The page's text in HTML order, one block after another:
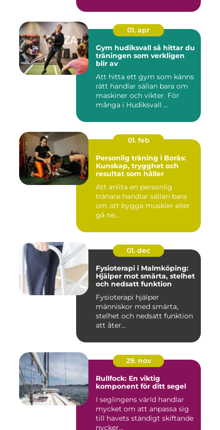
01. apr
Gym hudiksvall så hittar du
träningen som verkligen
blir av
Att hitta ett gym som känns
rätt handlar sällan bara om
maskiner och vikter. För
många i Hudiksvall ...
01. feb
Personlig träning i Borås:
Kunskap, trygghet och
resultat som håller
Att anlita en personlig
tränare handlar sällan bara
om att bygga muskler eller
gå ne...
01. dec
Fysioterapi i Malmköping:
Hjälper mot smärta, stelhet
och nedsatt funktion
Fysioterapi hjälper
människor med smärta,
stelhet och nedsatt funktion
att åter...
29. nov
Rullfock: En viktig
komponent för ditt segel
I seglingens värld handlar
mycket om att anpassa sig
till havets ständigt skiftande
nycker...